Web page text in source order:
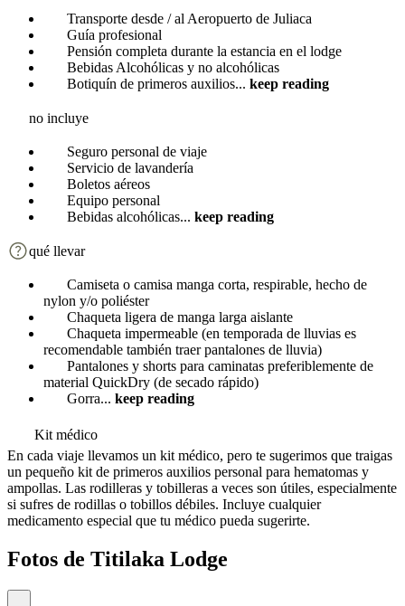
Transporte desde / al Aeropuerto de Juliaca
Guía profesional
Pensión completa durante la estancia en el lodge
Bebidas Alcohólicas y no alcohólicas
Botiquín de primeros auxilios... keep reading
no incluye
Seguro personal de viaje
Servicio de lavandería
Boletos aéreos
Equipo personal
Bebidas alcohólicas... keep reading
qué llevar
Camiseta o camisa manga corta, respirable, hecho de
nylon y/o poliéster
Chaqueta ligera de manga larga aislante
Chaqueta impermeable (en temporada de lluvias es
recomendable también traer pantalones de lluvia)
Pantalones y shorts para caminatas preferiblemente de
material QuickDry (de secado rápido)
Gorra... keep reading
Kit médico
En cada viaje llevamos un kit médico, pero te sugerimos que traigas
un pequeño kit de primeros auxilios personal para hematomas y
ampollas. Las rodilleras y tobilleras a veces son útiles, especialmente
si sufres de rodillas o tobillos débiles. Incluye cualquier
medicamento especial que tu médico pueda sugerirte.
Fotos de Titilaka Lodge